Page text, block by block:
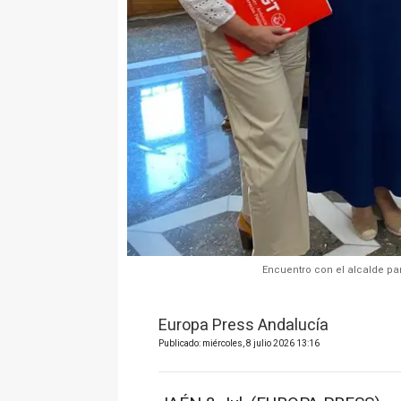
Encuentro con el alcalde
Europa Press Andalucía
Publicado: miércoles, 8 julio 2026 13:16